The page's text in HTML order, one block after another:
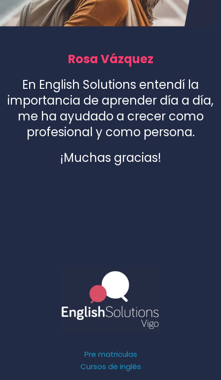
Rosa Vázquez
En English Solutions entendí la
importancia de aprender día a día,
me ha ayudado a crecer como
profesional y como persona.
¡Muchas gracias!
Pre matriculas
Cursos de inglés